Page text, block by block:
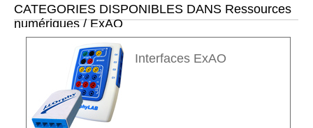
CATEGORIES DISPONIBLES DANS Ressources
numériques / ExAO
Interfaces ExAO